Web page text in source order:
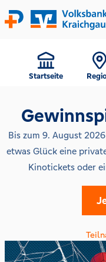
Startseite
Bis zum 9. August
etwas Glück eine
Kinotickets oder